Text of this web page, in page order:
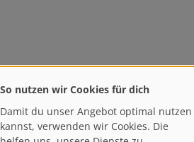
kannst, verwenden wir Cookies. Die
helfen uns, unsere Dienste zu